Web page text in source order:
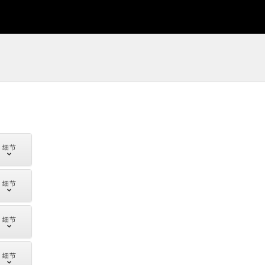
细节
细节
细节
细节